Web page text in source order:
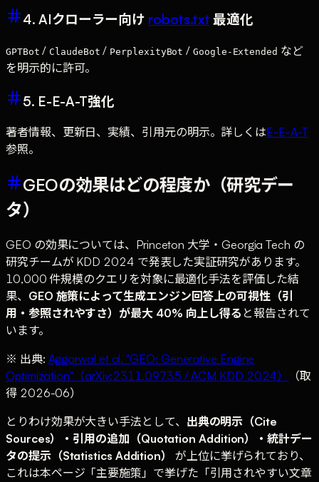
4. AIクローラー向け robots.txt 最適化
GPTBot /ClaudeBot / PerplexityBot /Google-Extended など
を明示的に許可。
5. E-E-A-T強化
著者情報、更新日、実績、引用元の明示。詳しくはE-E-A-T
参照。
GEOの効果はどの程度か（研究デー
タ）
GEO の効果については、Princeton 大学・Georgia Tech の
研究チームが KDD 2024 で発表した実証研究があります。
10,000 件規模のクエリを対象に最適化手法を評価した結
果、 GEO 施策によって生成エンジン回答上の可視性（引
用・参照されやすさ）が最大 40% 向上し得る と報告されて
います。
※ 出典: Aggarwal et al. "GEO: Generative Engine
Optimization"（arXiv:2311.09735 / ACM KDD 2024）
（取
得 2026-06）
とりわけ効果が大きい手法として、 出典の明示（Cite
Sources）・引用の追加（Quotation Addition）・統計デー
タの提示（Statistics Addition）
が上位に挙げられており、
これは本ページ「主要施策」で挙げた「引用されやすい文章